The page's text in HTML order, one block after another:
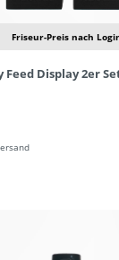
Friseur-Preis nach
Display 2er